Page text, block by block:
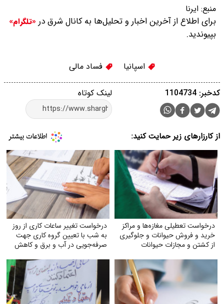
منبع: ایرنا
برای اطلاع از آخرین اخبار و تحلیل‌ها به کانال شرق در «تلگرام»
بپیوندید.
اسپانیا فساد مالی
لینک کوتاه کدخبر: 1104734
از کارزارهای زیر حمایت کنید:
درخواست تعطیلی مغازه‌ها و مراکز
خرید و فروش حیوانات و جلوگیری
از کشتن و مجازات حیوانات
درخواست تغییر ساعات کاری از روز
به شب با تعیین گروه کاری جهت
صرفه‌جویی در آب و برق و کاهش